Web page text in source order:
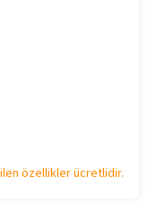
özellikler ücretlidir.